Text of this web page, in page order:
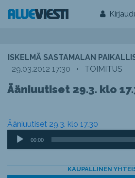
ISKELMÄ SASTAMALAN
29.03.2012 17:30
• TOIMITUS
Ääniuutiset 29.3. klo
Ääniuutiset 29.3. klo 17.30
Äänitoistin
00:00
KAUPALLINEN